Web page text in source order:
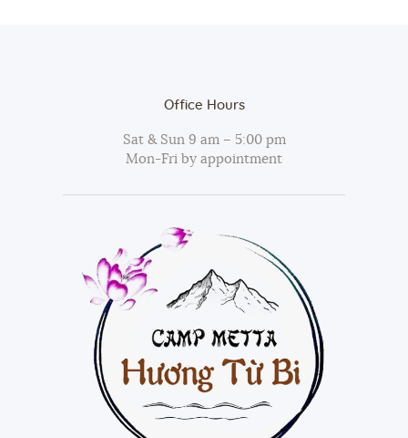
Office Hours
Sat & Sun 9 am – 5:00 pm
Mon-Fri by appointment